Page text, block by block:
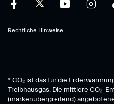
Rechtliche Hinweise
* CO₂ ist das für die
Treibhausgas. Die mittlere CO₂-
(markenübergreifend)